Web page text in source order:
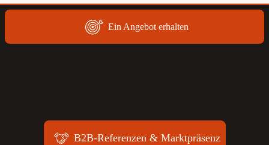
Ein Angebot erhalten
B2B-Referenzen & Marktpräsenz